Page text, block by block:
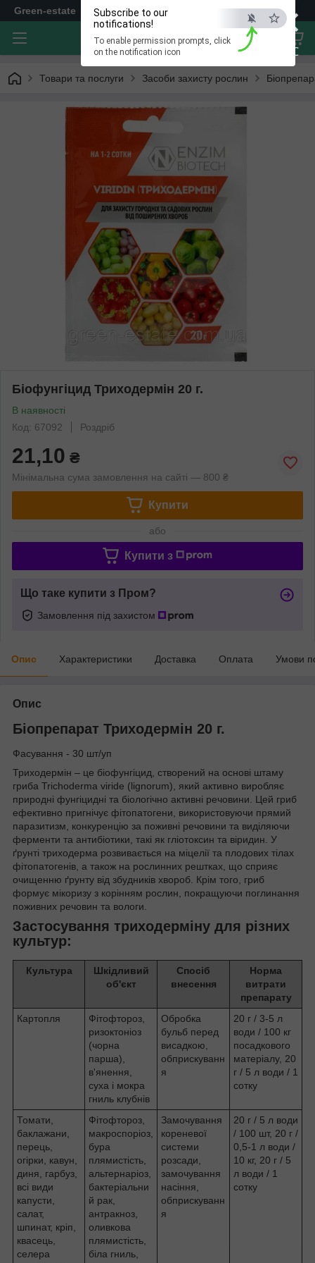
×
ESC
Subscribe to our
notifications!
To enable permission prompts, click
on the notification icon
Green-estate
Товари та послуги Засоби захисту рослин
Біофунгіцид Триходермін 20 г.
В наявності
Код: 67092
Роздріб
21,10 ₴
Мінімальна сума замовлення на сайті — 800 ₴
Купити
або
Купити з
Що таке купити з Пром?
Замовлення під захистом
Опис Характеристики Доставка Оплата Умови
Опис
Біопрепарат Триходермін 20 г.
Фасування - 30 шт/уп
Триходермін – це біофунгіцид, створений на основі штаму
гриба Trichoderma viride (lignorum), який активно виробляє
природні фунгіцидні та біологічно активні речовини. Цей гриб
ефективно пригнічує фітопатогени, використовуючи прямий
паразитизм, конкуренцію за поживні речовини та виділяючи
ферменти та антибіотики, такі як гліотоксин та віридин. У
ґрунті триходерма розвивається на міцелії та плодових тілах
фітопатогенів, а також на рослинних рештках, що сприяє
очищенню ґрунту від збудників хвороб. Крім того, гриб
формує мікоризу з корінням рослин, покращуючи поглинання
поживних речовин та вологи.
Застосування триходерміну для різних
культур:
Культура
Шкідливий
об'єкт
Спосіб
внесення
Норма
витрати
препарату
Картопля
Фітофтороз,
ризоктоніоз
(чорна
парша),
в'янення,
суха і мокра
гниль клубнів
Обробка
бульб перед
висадкою,
обприскуванн
я
20 г / 3-5 л
води / 100 кг
посадкового
матеріалу, 20
г / 5 л води / 1
сотку
Томати,
баклажани,
перець,
огірки, кавун,
диня, гарбуз,
всі види
капусти,
салат,
шпинат, кріп,
квасець,
селера
Фітофтороз,
макроспоріоз,
бура
плямистість,
альтернаріоз,
бактеріальни
й рак,
антракноз,
оливкова
плямистість,
біла гниль,
Замочування
кореневої
системи
розсади,
замочування
насіння,
обприскуванн
я
20 г / 5 л води
/ 100 шт, 20 г /
0,5-1 л води /
10 кг, 20 г / 5
л води / 1
сотку